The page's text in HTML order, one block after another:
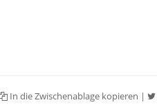
In die Zwischenablage kopieren |